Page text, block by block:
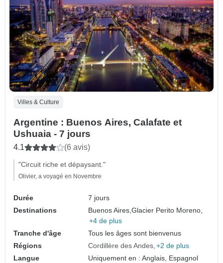
Villes & Culture
Argentine : Buenos Aires, Calafate et
Ushuaia - 7 jours
4.1 (6 avis)
"Circuit riche et dépaysant."
Olivier, a voyagé en Novembre
Durée
7 jours
Destinations
Buenos Aires,Glacier Perito Moreno,
+4 de plus
Tranche d'âge
Tous les âges sont bienvenus
Régions
Cordillère des Andes +2 de plus
Langue
Uniquement en : Anglais, Espagnol